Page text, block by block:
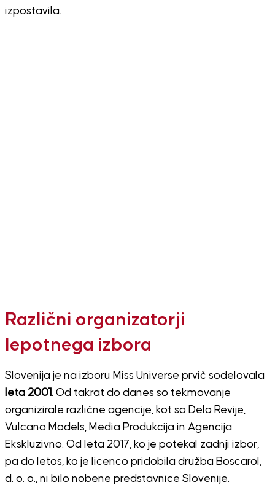
izpostavila.
Različni organizatorji
lepotnega izbora
Slovenija je na izboru Miss Universe prvič sodelovala
leta 2001.Od takrat do danes so tekmovanje
organizirale različne agencije, kot so Delo Revije,
Vulcano Models, Media Produkcija in Agencija
Ekskluzivno. Od leta 2017, ko je potekal zadnji izbor,
pa do letos, ko je licenco pridobila družba Boscarol,
d. o. o., ni bilo nobene predstavnice Slovenije.